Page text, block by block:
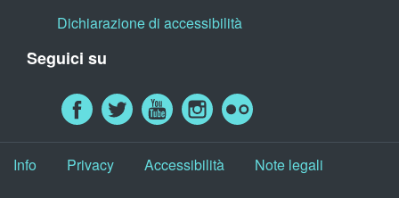
Dichiarazione di accessibilità
Seguici su
Info Privacy Accessibilità Note legali